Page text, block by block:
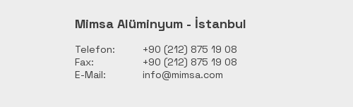
Mimsa Alüminyum - İstanbul
+90 (212) 875 19 08
Telefon:
+90 (212) 875 19 08
Fax:
info@mimsa.com
E-Mail: